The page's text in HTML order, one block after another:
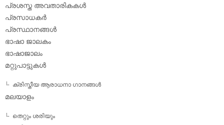
പ്രശസ്ത അവതാരികകള്‍
പ്രസാധകര്‍
പ്രസ്ഥാനങ്ങള്‍
ഭാഷാ ജാലകം
ഭാഷാജാലം
മറ്റുപാട്ടുകള്‍
ക്രിസ്തീയ ആരാധനാ ഗാനങ്ങള്‍
മലയാളം
തെറ്റും ശരിയും